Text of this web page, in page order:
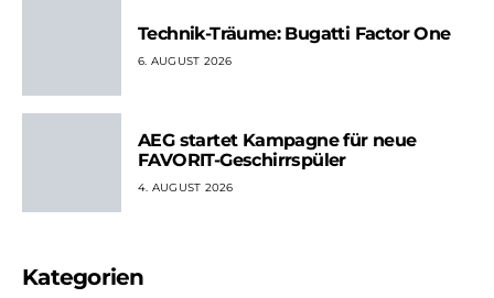
Technik-Träume: Bugatti Factor One
6. AUGUST 2026
AEG startet Kampagne für neue
FAVORIT-Geschirrspüler
4. AUGUST 2026
Kategorien